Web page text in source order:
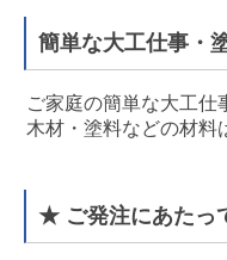
簡単な大工仕事・
ご家庭の簡単な大工仕
木材・塗料などの材料
★ ご発注にあたっ